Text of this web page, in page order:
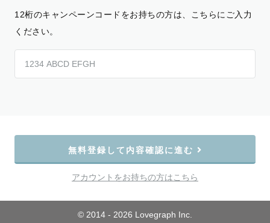
12桁のキャンペーンコードをお持ちの方は、こちらにご入力
ください。
無料登録して内容確認に進む
アカウントをお持ちの方はこちら
© 2014 - 2026 Lovegraph Inc.